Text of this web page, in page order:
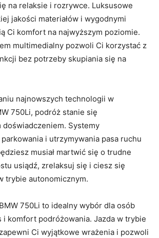
na​ relaksie ⁣i rozrywce. Luksusowe
jakości materiałów i⁢ wygodnymi
Ci komfort na​ najwyższym‌ poziomie.
multimedialny pozwoli Ci korzystać⁣ z
bez potrzeby skupiania się na
najnowszych​ technologii w
750Li, podróż stanie ‍się
doświadczeniem. Systemy​
i utrzymywania pasa ruchu
musiał martwić się ‍o trudne
usiądź, zrelaksuj⁣ się i ciesz się
trybie autonomicznym.
750Li to idealny wybór dla osób
i komfort⁢ podróżowania. Jazda w trybie
Ci wyjątkowe wrażenia​ i ⁤pozwoli